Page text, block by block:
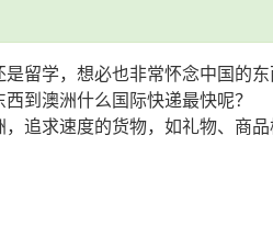
留学，想必也非常怀念中国的
到澳洲什么国际快递最快呢？
追求速度的货物，如礼物、商